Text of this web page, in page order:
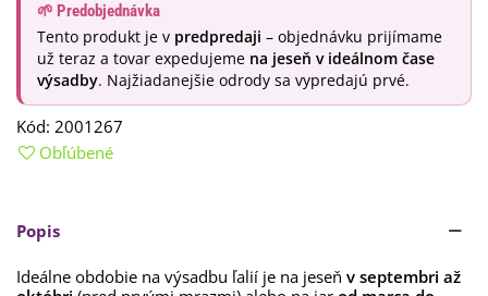
🌱 Predobjednávka
Tento produkt je v predpredaji – objednávku prijímame
už teraz a tovar expedujeme na jeseň v ideálnom čase
výsadby. Najžiadanejšie odrody sa vypredajú prvé.
Kód: 2001267
Obľúbené
Popis
Ideálne obdobie na výsadbu ľalií je na jeseň v septembri až